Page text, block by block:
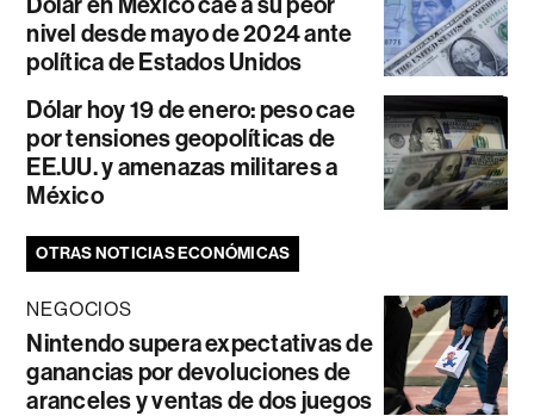
nivel desde mayo de 2024 ante
política de Estados Unidos
Dólar hoy 19 de enero: peso cae
por tensiones geopolíticas de
EE.UU. y amenazas militares a
México
OTRAS NOTICIAS ECONÓMICAS
NEGOCIOS
Nintendo supera expectativas de
ganancias por devoluciones de
aranceles y ventas de dos juegos